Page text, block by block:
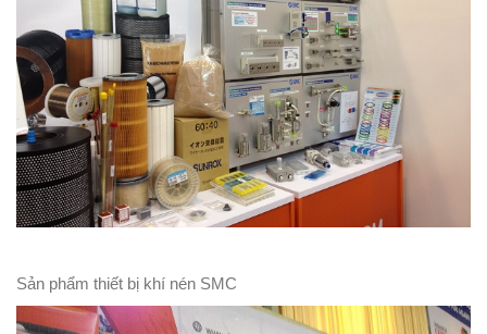
Sản phẩm thiết bị khí nén SMC